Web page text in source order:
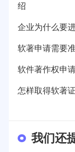
绍
企业为什么要
软著申请需要
软件著作权申
怎样取得软著
我们还